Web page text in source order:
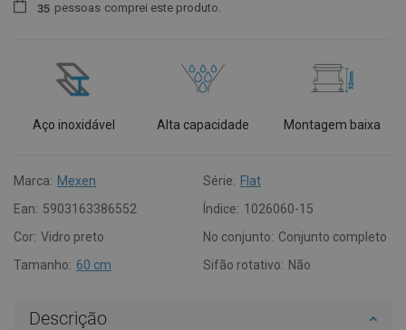
35 pessoas comprei este produto.
Aço inoxidável Alta capacidade Montagem baixa
Marca: Mexen Série: Flat
Ean: 5903163386552 Índice: 1026060-15
Cor: Vidro preto No conjunto: Conjunto completo
Tamanho: 60 cm Sifão rotativo: Não
Descrição